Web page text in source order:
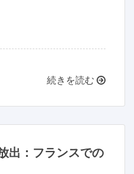
続きを読む
出：フランスでの